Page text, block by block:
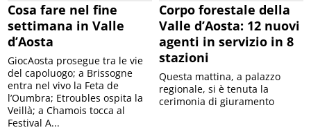
Cosa fare nel fine
settimana in Valle
d’Aosta
GiocAosta prosegue tra le vie
del capoluogo; a Brissogne
entra nel vivo la Feta de
l’Oumbra; Etroubles ospita la
Veillà; a Chamois tocca al
Festival A...
Corpo forestale della
Valle d’Aosta: 12 nuovi
agenti in servizio in 8
stazioni
Questa mattina, a palazzo
regionale, si è tenuta la
cerimonia di giuramento